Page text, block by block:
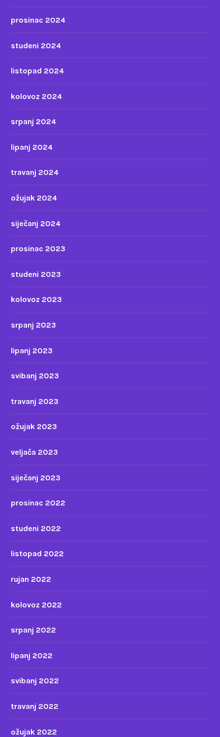
prosinac 2024
studeni 2024
listopad 2024
kolovoz 2024
srpanj 2024
lipanj 2024
travanj 2024
ožujak 2024
siječanj 2024
prosinac 2023
studeni 2023
kolovoz 2023
srpanj 2023
lipanj 2023
svibanj 2023
travanj 2023
ožujak 2023
veljača 2023
siječanj 2023
prosinac 2022
studeni 2022
listopad 2022
rujan 2022
kolovoz 2022
srpanj 2022
lipanj 2022
svibanj 2022
travanj 2022
ožujak 2022